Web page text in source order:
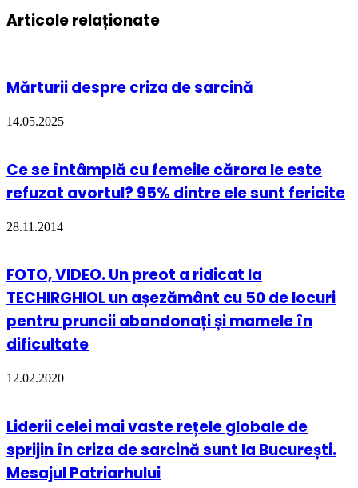
Articole relaționate
Mărturii despre criza de sarcină
14.05.2025
Ce se întâmplă cu femeile cărora le este
refuzat avortul? 95% dintre ele sunt fericite
28.11.2014
FOTO, VIDEO. Un preot a ridicat la
TECHIRGHIOL un așezământ cu 50 de locuri
pentru pruncii abandonați și mamele în
dificultate
12.02.2020
Liderii celei mai vaste rețele globale de
sprijin în criza de sarcină sunt la București.
Mesajul Patriarhului